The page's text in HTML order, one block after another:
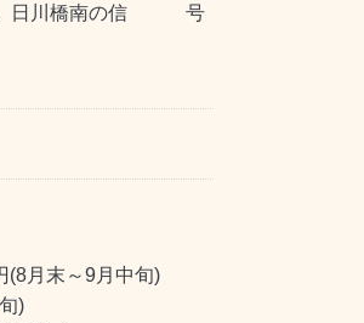
日川橋南の信 号
月末～9月中旬)
)